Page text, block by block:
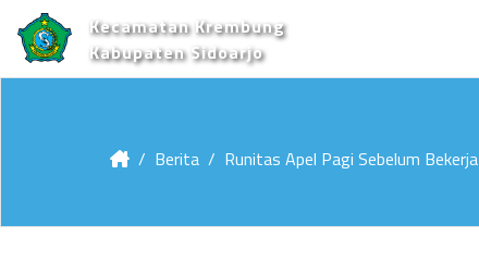
Kecamatan Krembung
Kabupaten Sidoarjo
Berita Runitas Apel Pagi Sebelum Bekerja